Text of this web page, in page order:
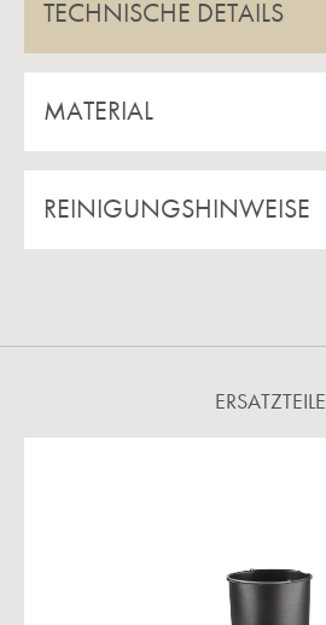
TECHNISCHE DETAILS
MATERIAL
REINIGUNGSHINWEISE
ERSATZTEILE